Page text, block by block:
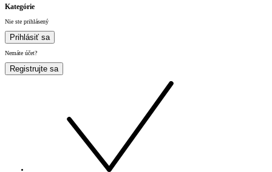
Kategórie
Nie ste prihlásený
Prihlásiť sa
Nemáte účet?
Registrujte sa